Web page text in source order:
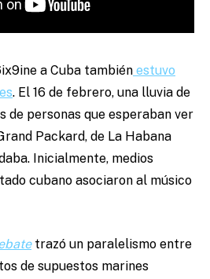
a Cuba también estuvo
. El 16 de febrero, una lluvia de
de personas que esperaban ver
Packard, de La Habana
Inicialmente, medios
cubano asociaron al músico
trazó un paralelismo entre
de supuestos marines